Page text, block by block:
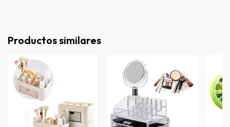
Productos similares